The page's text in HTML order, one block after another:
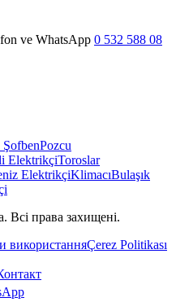
ve WhatsApp 0 532 588 08
Pozcu
ElektrikçiToroslar
ElektrikçiKlimacıBulaşık
Всі права захищені.
використанняÇerez Politikası